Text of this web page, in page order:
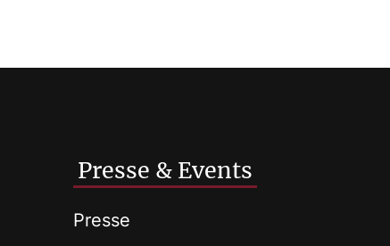
Presse & Events
Presse